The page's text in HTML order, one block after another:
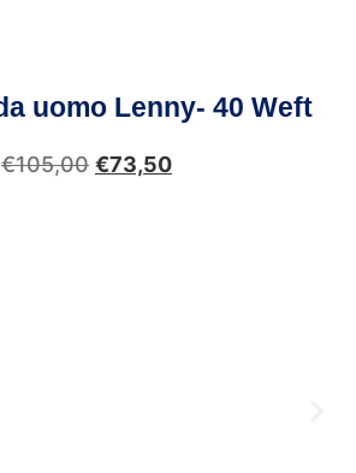
uomo Lenny- 40 Weft
€105,00 €73,50